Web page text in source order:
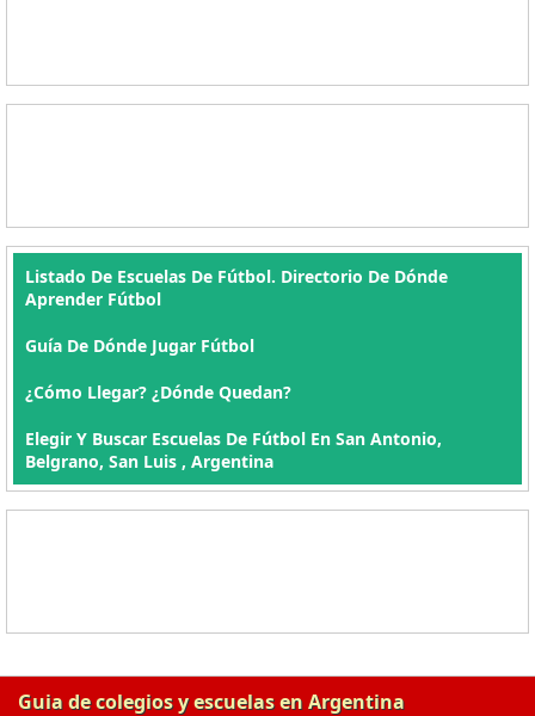
Listado De Escuelas De Fútbol. Directorio De Dónde
Aprender Fútbol
Guía De Dónde Jugar Fútbol
¿Cómo Llegar? ¿Dónde Quedan?
Elegir Y Buscar Escuelas De Fútbol En San Antonio,
Belgrano, San Luis , Argentina
Guia de colegios y escuelas en Argentina